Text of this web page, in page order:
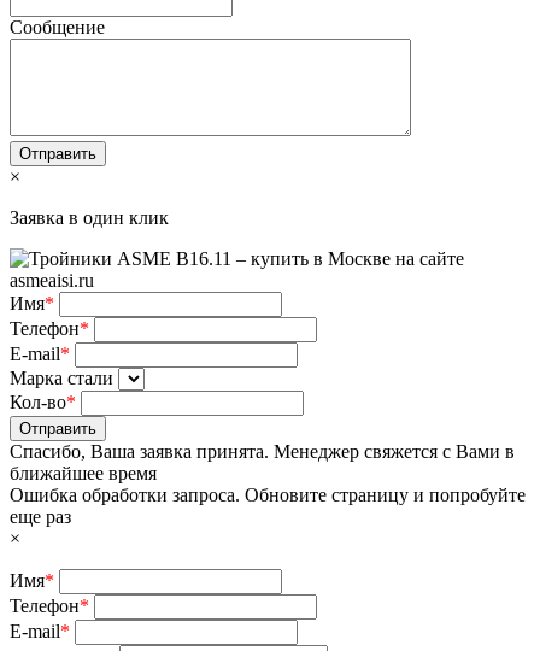
Сообщение
×
Заявка в один клик
Имя*
Телефон*
E-mail*
Марка стали
Кол-во*
Отправить
Спасибо, Ваша заявка принята. Менеджер свяжется с Вами в
ближайшее время
Ошибка обработки запроса. Обновите страницу и попробуйте
еще раз
×
Имя*
Телефон*
E-mail*